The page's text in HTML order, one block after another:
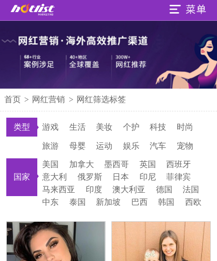
首页 > 网红营销 > 网红筛选标签
类型 游戏 生活 美妆 个护 科技 时尚
旅游 母婴 运动 娱乐 汽车 宠物
国家
美国 加拿大 墨西哥 英国
西班牙
意大利
俄罗斯 日本 印尼
菲律宾
马来西亚
印度 澳大利亚 德国
法国
中东
泰国 新加坡 巴西 韩国 西欧